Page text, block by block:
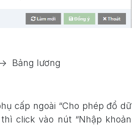
Bảng lương
cấp ngoài “Cho phép đổ dữ
click vào nút “Nhập khoản